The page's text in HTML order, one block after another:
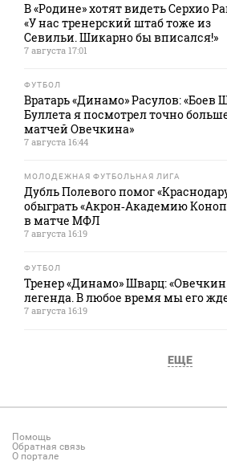
В «Родине» хотят видеть Серхио
«У нас тренерский штаб тоже из
Севильи. Шикарно бы вписался!»
7 августа 17:01
ФУТБОЛ
Вратарь «Динамо» Расулов: «Боев
Буллета я посмотрел точно
матчей Овечкина»
7 августа 16:44
МОЛОДЕЖНАЯ ФУТБОЛЬНАЯ ЛИГА
Дубль Полевого помог
обыграть «Акрон‑Академию
в матче МФЛ
7 августа 16:19
ФУТБОЛ
Тренер «Динамо» Шварц:
легенда. В любое время мы его
7 августа 16:19
ЕЩЕ
Помощь
Обратная связь
О портале